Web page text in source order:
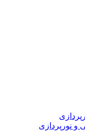
و نورپردازی